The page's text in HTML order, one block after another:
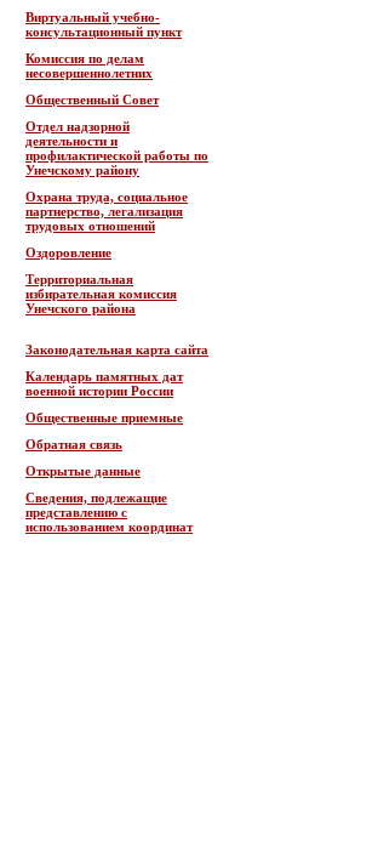
Виртуальный учебно-
консультационный пункт
Комиссия по делам
несовершеннолетних
Общественный Совет
Отдел надзорной
деятельности и
профилактической работы по
Унечскому району
Охрана труда, социальное
партнерство, легализация
трудовых отношений
Оздоровление
Территориальная
избирательная комиссия
Унечского района
Законодательная карта сайта
Календарь памятных дат
военной истории России
Общественные приемные
Обратная связь
Открытые данные
Сведения, подлежащие
представлению с
использованием координат